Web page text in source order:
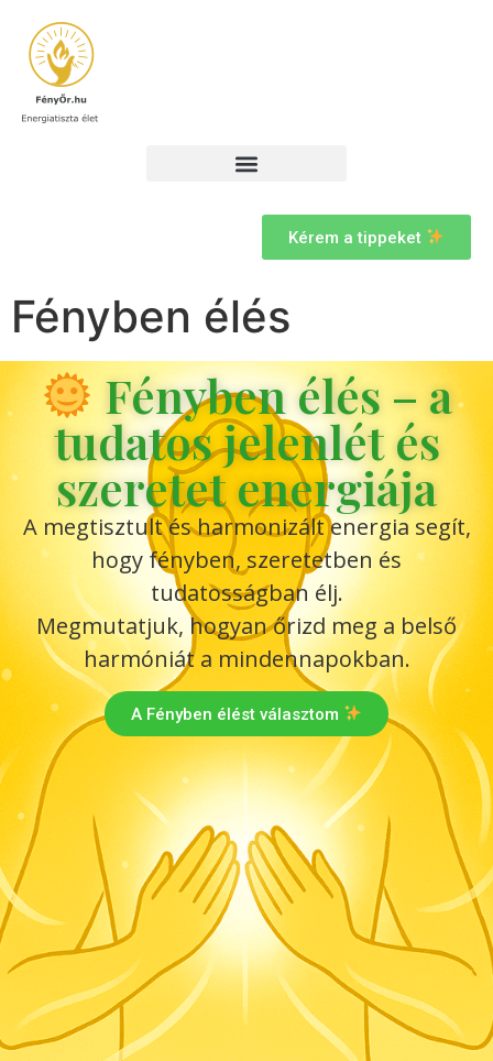
Kérem a tippeket
Fényben élés
Fényben élés – a
tudatos jelenlét és
szeretet energiája
A megtisztult és harmonizált energia segít,
hogy fényben, szeretetben és
tudatosságban élj.
Megmutatjuk, hogyan őrizd meg a belső
harmóniát a mindennapokban.
A Fényben élést választom